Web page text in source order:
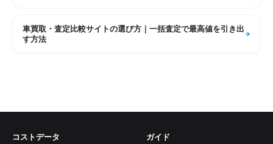
車買取・査定比較サイトの選び方｜一括査定で最高値を引き出
す方法
コストデータ ガイド